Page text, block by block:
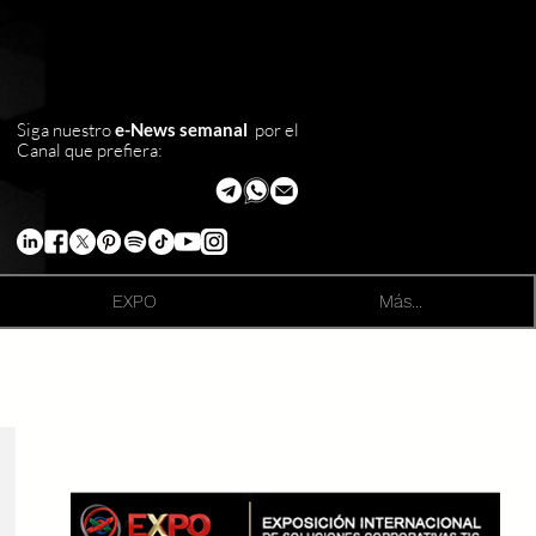
Siga nuestroe-News semanal por el
Canal que prefiera:
EXPO Más...